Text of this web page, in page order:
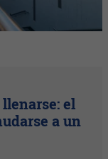
el
a un